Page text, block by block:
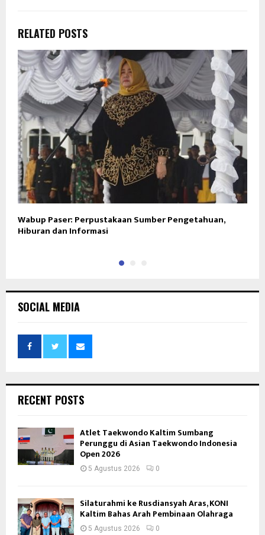
RELATED POSTS
Wabup Paser: Perpustakaan Sumber Pengetahuan,
Hiburan dan Informasi
SOCIAL MEDIA
RECENT POSTS
Atlet Taekwondo Kaltim Sumbang
Perunggu di Asian Taekwondo Indonesia
Open 2026
5 Agustus 2026 0
Silaturahmi ke Rusdiansyah Aras, KONI
Kaltim Bahas Arah Pembinaan Olahraga
5 Agustus 2026 0